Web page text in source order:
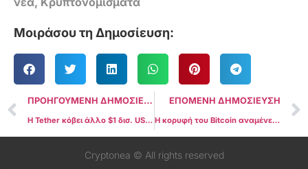
Μοιράσου τη Δημοσίευση:
ΠΡΟΗΓΟΥΜΕΝΗ ΔΗΜΟΣΙΕΥΣΗ
Η Tether κόβει άλλο $1 δισ. USDT στο δίκτυο Tron
ΕΠΟΜΕΝΗ ΔΗΜΟΣΙΕΥΣΗ
Η κορυφή του Bitcoin αναμένεται το 2025 παρά το «μπερδεμένο» υψηλό όλων των εποχών του Μαρτίου
Cryptonea © All rights reserved